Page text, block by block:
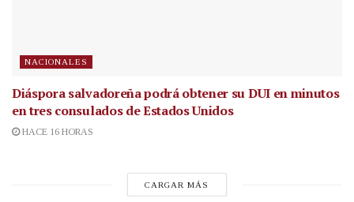
NACIONALES
Diáspora salvadoreña podrá obtener su DUI en minutos
en tres consulados de Estados Unidos
HACE 16 HORAS
CARGAR MÁS